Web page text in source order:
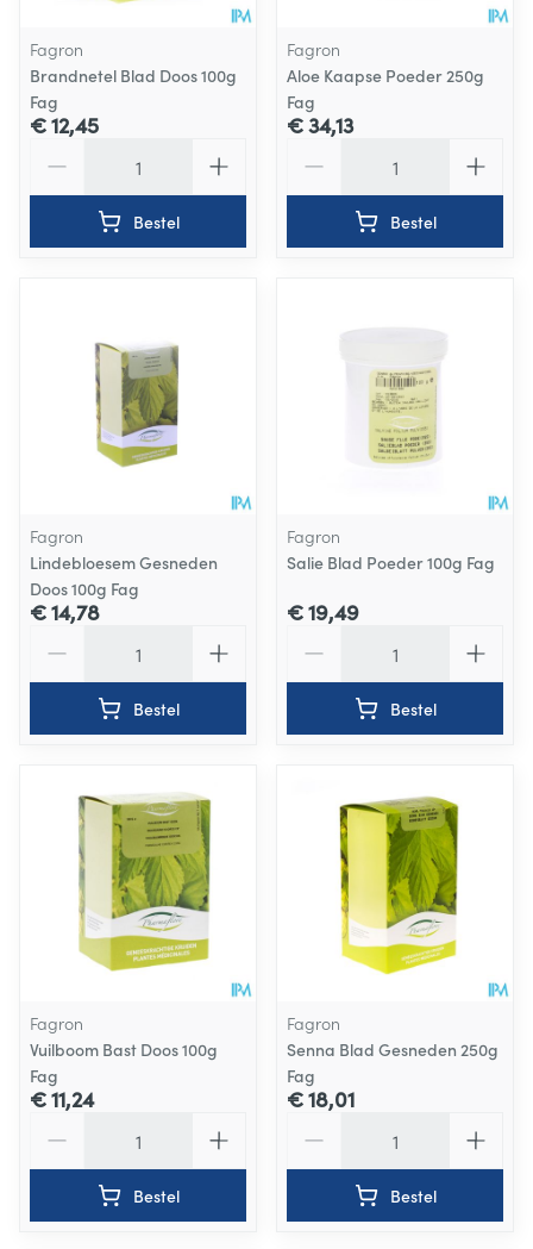
Fagron
Brandnetel Blad Doos 100g
Fag
€ 12,45
Bestel
Fagron
Aloe Kaapse Poeder 250g
Fag
€ 34,13
Bestel
Fagron
Lindebloesem Gesneden
Doos 100g Fag
€ 14,78
Bestel
Fagron
Salie Blad Poeder 100g Fag
€ 19,49
Bestel
Fagron
Vuilboom Bast Doos 100g
Fag
€ 11,24
Bestel
Fagron
Senna Blad Gesneden 250g
Fag
€ 18,01
Bestel